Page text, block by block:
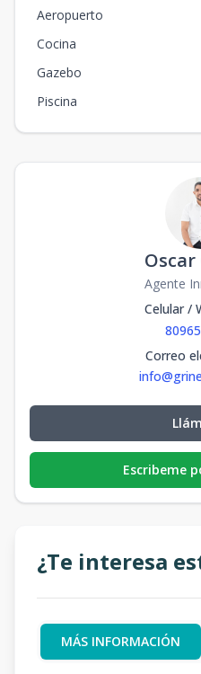
Aeropuerto
Cocina
Gazebo
Piscina
Agente
Celular /
Correo
Escribeme
¿Te interesa
MÁS INFORMACIÓN